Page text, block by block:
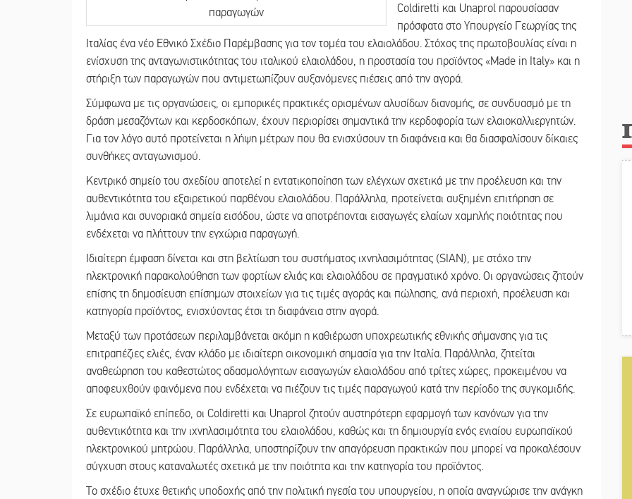
Coldiretti και Unaprol παρουσίασαν
πρόσφατα στο Υπουργείο Γεωργίας της
Ιταλίας ένα νέο Εθνικό Σχέδιο Παρέμβασης για τον τομέα του ελαιολάδου. Στόχος της πρωτοβουλίας είναι η
ενίσχυση της ανταγωνιστικότητας του ιταλικού ελαιολάδου, η προστασία του προϊόντος «Made in Italy» και η
στήριξη των παραγωγών που αντιμετωπίζουν αυξανόμενες πιέσεις από την αγορά.
Σύμφωνα με τις οργανώσεις, οι εμπορικές πρακτικές ορισμένων αλυσίδων διανομής, σε συνδυασμό με τη
δράση μεσαζόντων και κερδοσκόπων, έχουν περιορίσει σημαντικά την κερδοφορία των ελαιοκαλλιεργητών.
Για τον λόγο αυτό προτείνεται η λήψη μέτρων που θα ενισχύσουν τη διαφάνεια και θα διασφαλίσουν δίκαιες
συνθήκες ανταγωνισμού.
Κεντρικό σημείο του σχεδίου αποτελεί η εντατικοποίηση των ελέγχων σχετικά με την προέλευση και την
αυθεντικότητα του εξαιρετικού παρθένου ελαιολάδου. Παράλληλα, προτείνεται αυξημένη επιτήρηση σε
λιμάνια και συνοριακά σημεία εισόδου, ώστε να αποτρέπονται εισαγωγές ελαίων χαμηλής ποιότητας που
ενδέχεται να πλήττουν την εγχώρια παραγωγή.
Ιδιαίτερη έμφαση δίνεται και στη βελτίωση του συστήματος ιχνηλασιμότητας (SIAN), με στόχο την
ηλεκτρονική παρακολούθηση των φορτίων ελιάς και ελαιολάδου σε πραγματικό χρόνο. Οι οργανώσεις ζητούν
επίσης τη δημοσίευση επίσημων στοιχείων για τις τιμές αγοράς και πώλησης, ανά περιοχή, προέλευση και
κατηγορία προϊόντος, ενισχύοντας έτσι τη διαφάνεια στην αγορά.
Μεταξύ των προτάσεων περιλαμβάνεται ακόμη η καθιέρωση υποχρεωτικής εθνικής σήμανσης για τις
επιτραπέζιες ελιές, έναν κλάδο με ιδιαίτερη οικονομική σημασία για την Ιταλία. Παράλληλα, ζητείται
αναθεώρηση του καθεστώτος αδασμολόγητων εισαγωγών ελαιολάδου από τρίτες χώρες, προκειμένου να
αποφευχθούν φαινόμενα που ενδέχεται να πιέζουν τις τιμές παραγωγού κατά την περίοδο της συγκομιδής.
Σε ευρωπαϊκό επίπεδο, οι Coldiretti και Unaprol ζητούν αυστηρότερη εφαρμογή των κανόνων για την
αυθεντικότητα και την ιχνηλασιμότητα του ελαιολάδου, καθώς και τη δημιουργία ενός ενιαίου ευρωπαϊκού
ηλεκτρονικού μητρώου. Παράλληλα, υποστηρίζουν την απαγόρευση πρακτικών που μπορεί να προκαλέσουν
σύγχυση στους καταναλωτές σχετικά με την ποιότητα και την κατηγορία του προϊόντος.
Το σχέδιο έτυχε θετικής υποδοχής από την πολιτική ηγεσία του υπουργείου, η οποία αναγνώρισε την ανάγκη